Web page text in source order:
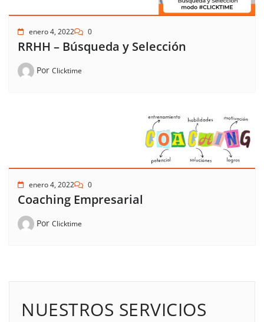
enero 4, 2022 0
RRHH – Búsqueda y Selección
Por Clicktime
enero 4, 2022 0
Coaching Empresarial
Por Clicktime
NUESTROS SERVICIOS